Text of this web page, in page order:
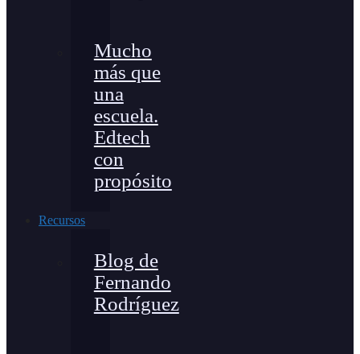
Mucho
más que
una
escuela.
Edtech
con
propósito
Recursos
Blog de
Fernando
Rodríguez